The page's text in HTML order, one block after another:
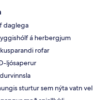
daglega
á herbergjum
rofar
ljósaperur
sturtur sem nýta vatn vel